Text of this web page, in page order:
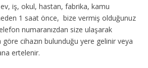
ev, iş, okul, hastan, fabrika, kamu
1 saat önce, bize vermiş olduğunuz
numaranızdan size ulaşarak
cihazın bulunduğu yere gelinir veya
ertelenir.